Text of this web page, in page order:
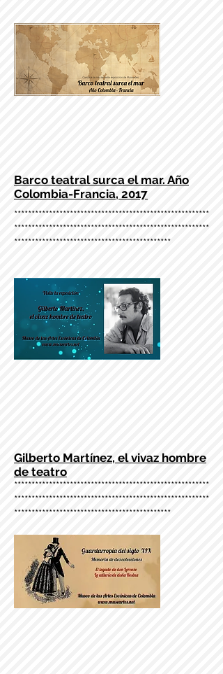
Barco teatral surca el mar. Año
Colombia-Francia, 2017
********************************************************
********************************************************
*********************************************
Gilberto Martínez, el vivaz hombre
de teatro
********************************************************
********************************************************
*********************************************